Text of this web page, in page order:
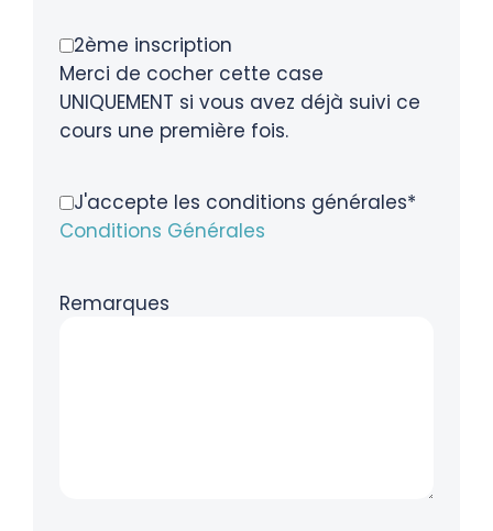
2ème inscription
Merci de cocher cette case
UNIQUEMENT si vous avez déjà suivi ce
cours une première fois.
J'accepte les conditions générales*
Conditions Générales
Remarques